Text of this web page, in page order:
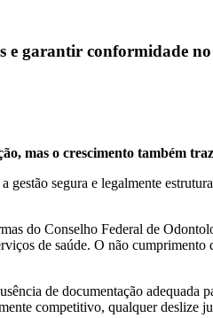
e garantir conformidade
mas o crescimento também
segura e legalmente
do Conselho Federal de
de saúde. O não cumprimento
de documentação
competitivo, qualquer